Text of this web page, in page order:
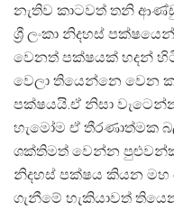
නැතිව කාටවත් තනි
ශ්‍රී ලංකා නිදහස්
වෙනත් පක්ෂයක් හදන්
වෙලා තියෙන්නෙ වෙන
පක්ෂයයි.ඒ නිසා
හැමෝම ඒ තීරණාත්මක
ශක්තිමත් වෙන්න
නිදහස් පක්ෂය කියන මහ
ගැනීමේ හැකියාවත්